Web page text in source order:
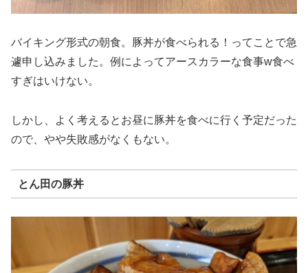
バイキング形式の朝食。豚丼が食べられる！ってことで急
遽申し込みました。例によってアースカラーな食事w食べ
すぎはいけない。
しかし、よく考えるとお昼に豚丼を食べに行く予定だった
ので、やや失敗感がなくもない。
とん田の豚丼